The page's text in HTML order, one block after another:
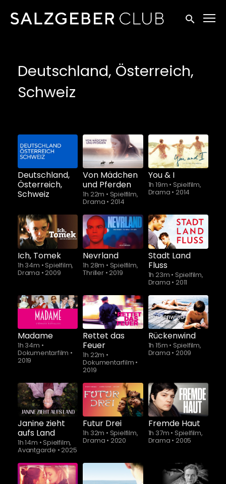
Zugänglichkeitslinks
Suche
Deutschland, Österreich,
Schweiz
Deutschland,
Österreich,
Schweiz
Von Mädchen
und Pferden
1h 22m • Spielfilm,
Drama • 2014
You & I
1h 19m • Spielfilm,
Drama • 2014
Ich, Tomek
1h 34m • Spielfilm,
Drama •2009
Nevrland
1h 28m • Spielfilm,
Thriller •2019
Stadt Land
Fluss
1h 23m • Spielfilm,
Drama • 2011
Madame
1h 34m •
Dokumentarfilm •
2019
Rettet das
Feuer
1h 22m •
Dokumentarfilm •
2019
Rückenwind
1h 15m • Spielfilm,
Drama • 2009
Schauen Sie
ab$5.90
Janine zieht
aufs Land
1h 14m • Spielfilm,
Avantgarde •2025
Schauen Sie
ab$5.90
Futur Drei
1h 32m • Spielfilm,
Drama • 2020
Fremde Haut
1h 37m • Spielfilm,
Drama • 2005